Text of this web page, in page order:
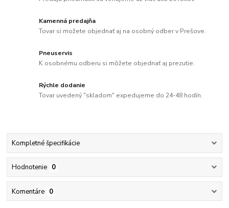
Kamenná predajňa
Tovar si možete objednať aj na osobný odber v Prešove.
Pneuservis
K osobnému odberu si môžete objednať aj prezutie.
Rýchle dodanie
Tovar uvedený "skladom" expedujeme do 24-48 hodín.
Kompletné špecifikácie
Hodnotenie 0
Komentáre 0